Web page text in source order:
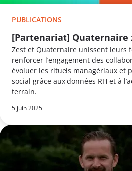
PUBLICATIONS
[Partenariat] Quaternaire
Zest et Quaternaire unissent leurs
renforcer l’engagement des
évoluer les rituels managériaux et
social grâce aux données RH et à
terrain.
5 juin 2025